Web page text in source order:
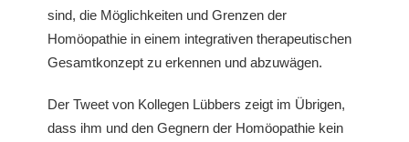
sind, die Möglichkeiten und Grenzen der
Homöopathie in einem integrativen therapeutischen
Gesamtkonzept zu erkennen und abzuwägen.
Der Tweet von Kollegen Lübbers zeigt im Übrigen,
dass ihm und den Gegnern der Homöopathie kein